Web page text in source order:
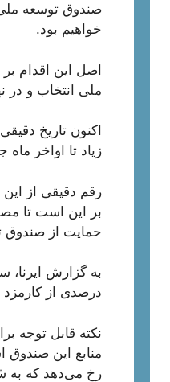
صندوق توسعه ملی
خواهیم بود.
اصل این اقدام
ملی انتخاب و در
اکنون تاریخ
زیاد تا اواخر
رقم دقیقی از
حمایت از صندوق
به گزارش ایرنا،
درصدی از
نکته قابل توجه
منابع این صندوق
رخ می‌دهد که به